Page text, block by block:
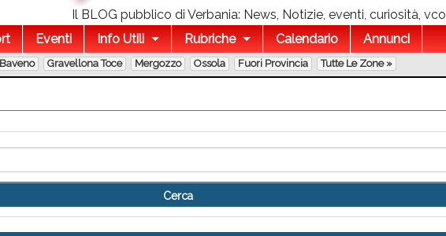
Il BLOG pubblico di Verbania: News, Notizie, eventi, curiosità, vco
Eventi Info Utili Rubriche Calendario Annunci
Baveno Gravellona Toce Mergozzo Ossola Fuori Provincia Tutte Le Zone »